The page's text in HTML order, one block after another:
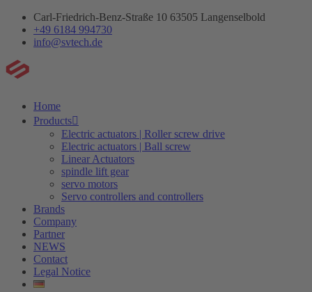
Skip
content
Carl-Friedrich-Benz-Straße 10 63505 Langenselbold
+49 6184 994730
info@svtech.de
Home
Products
Electric actuators | Roller screw drive
Electric actuators | Ball screw
Linear Actuators
spindle lift gear
servo motors
Servo controllers and controllers
Brands
Company
Partner
NEWS
Contact
Legal Notice